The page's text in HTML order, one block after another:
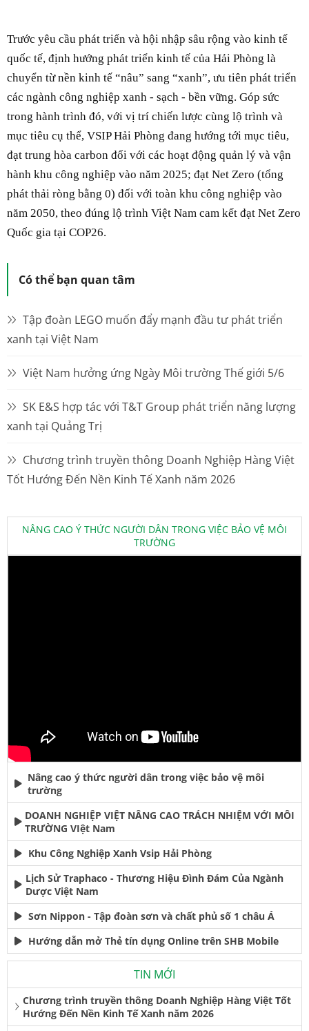
Trước yêu cầu phát triển và hội nhập sâu rộng vào kinh tế
quốc tế, định hướng phát triển kinh tế của Hải Phòng là
chuyển từ nền kinh tế “nâu” sang “xanh”, ưu tiên phát triển
các ngành công nghiệp xanh - sạch - bền vững. Góp sức
trong hành trình đó, với vị trí chiến lược cùng lộ trình và
mục tiêu cụ thể, VSIP Hải Phòng đang hướng tới mục tiêu,
đạt trung hòa carbon đối với các hoạt động quản lý và vận
hành khu công nghiệp vào năm 2025; đạt Net Zero (tổng
phát thải ròng bằng 0) đối với toàn khu công nghiệp vào
năm 2050, theo đúng lộ trình Việt Nam cam kết đạt Net Zero
Quốc gia tại COP26.
Có thể bạn quan tâm
Tập đoàn LEGO muốn đẩy mạnh đầu tư phát triển
xanh tại Việt Nam
Việt Nam hưởng ứng Ngày Môi trường Thế giới 5/6
SK E&S hợp tác với T&T Group phát triển năng lượng
xanh tại Quảng Trị
Chương trình truyền thông Doanh Nghiệp Hàng Việt
Tốt Hướng Đến Nền Kinh Tế Xanh năm 2026
NÂNG CAO Ý THỨC NGƯỜI DÂN TRONG VIỆC BẢO VỆ MÔI
TRƯỜNG
Nâng cao ý thức người dân trong việc bảo vệ môi
trường
DOANH NGHIỆP VIỆT NÂNG CAO TRÁCH NHIỆM VỚI MÔI
TRƯỜNG VIệt Nam
Khu Công Nghiệp Xanh Vsip Hải Phòng
Lịch Sử Traphaco - Thương Hiệu Đình Đám Của Ngành
Dược Việt Nam
Sơn Nippon - Tập đoàn sơn và chất phủ số 1 châu Á
Hướng dẫn mở Thẻ tín dụng Online trên SHB Mobile
TIN MỚI
Chương trình truyền thông Doanh Nghiệp Hàng Việt Tốt
Hướng Đến Nền Kinh Tế Xanh năm 2026